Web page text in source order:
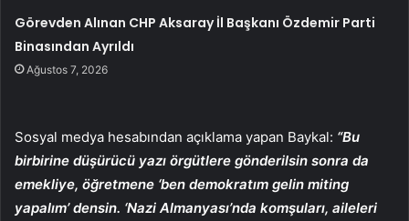
Görevden Alınan CHP Aksaray İl Başkanı Özdemir Parti
Binasından Ayrıldı
Ağustos 7, 2026
Sosyal medya hesabından açıklama yapan Baykal: “Bu
birbirine düşürücü yazı örgütlere gönderilsin sonra da
emekliye, öğretmene ‘ben demokratım gelin miting
yapalım’ densin. ‘Nazi Almanyası’nda komşuları, aileleri